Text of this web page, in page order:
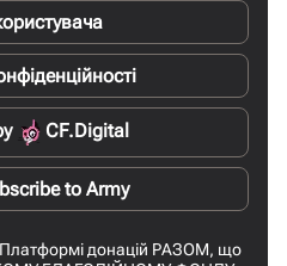
CF.Digital
to Army
Платформі донацій РАЗОМ, що